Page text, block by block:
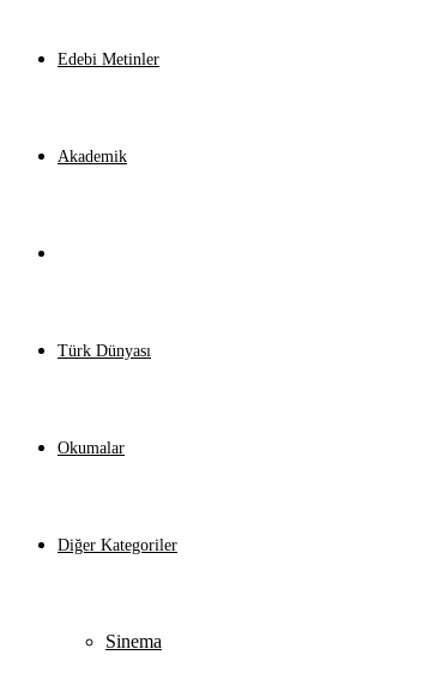
Edebi Metinler
Akademik
Türk Dünyası
Okumalar
Diğer Kategoriler
Sinema